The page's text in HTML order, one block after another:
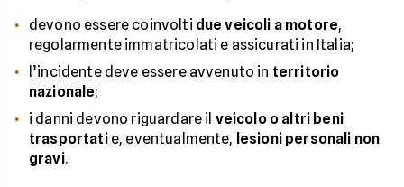
devono essere coinvolti due veicoli a motore,
regolarmente immatricolati e assicurati in Italia;
l’incidente deve essere avvenuto in territorio
nazionale;
i danni devono riguardare il veicolo o altri beni
trasportatie, eventualmente, lesioni personali non
gravi.